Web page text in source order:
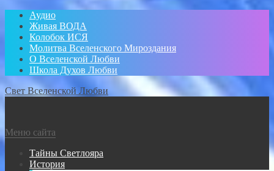
Аудио
Живая ВОДА
Колобок ИСЯ
Молитва Вселенского Мироздания
О Вселенской Любви
Школа Духов Любви
Свет Вселенской Любви
Меню сайта
Тайны Светлояра
История